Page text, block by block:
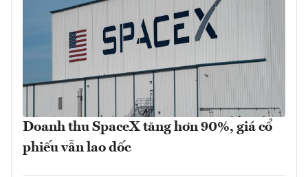
Doanh thu SpaceX tăng hơn 90%, giá cổ
phiếu vẫn lao dốc